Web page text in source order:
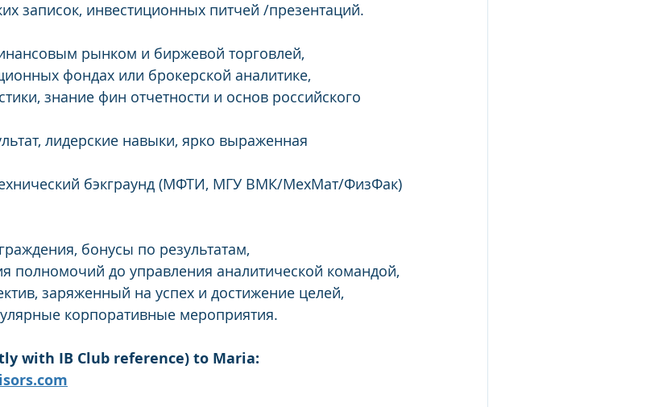
записок, инвестиционных питчей /презентаций.
рынком и биржевой торговлей,
фондах или брокерской аналитике,
знание фин отчетности и основ российского
лидерские навыки, ярко выраженная
бэкграунд (МФТИ, МГУ ВМК/МехМат/ФизФак)
бонусы по результатам,
полномочий до управления аналитической командой,
заряженный на успех и достижение целей,
корпоративные мероприятия.
with IB Club reference) to Maria: